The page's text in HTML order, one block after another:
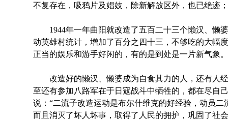
不复存在，吸鸦片及娼妓，除新解放区外，也已绝迹
1944年一年曲阳就改造了五百二十三个懒汉、懒
动英雄村统计，增加了百分之四十三，不够吃的大幅
正当的娱乐和游手好闲的，有的是到处是一片新气象
改造好的懒汉、懒婆成为自食其力的人，还有人经
至还有参加八路军在于日寇战斗中牺牲的，都在尽自
说：“二流子改造运动是布尔什维克的好经验，动员
而且消灭了坏人坏事，取得了人民的拥护，巩固了社